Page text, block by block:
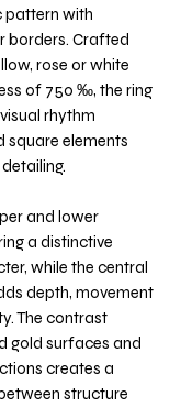
pattern with
borders. Crafted
rose or white
of 750 ‰, the ring
rhythm
square elements
and lower
a distinctive
while the central
depth, movement
The contrast
gold surfaces and
creates a
structure